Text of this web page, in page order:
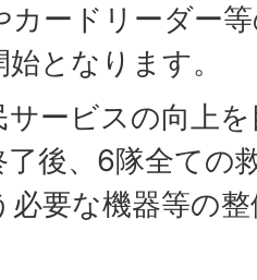
カードリーダー
となります。
サービスの向上
了後、6隊全ての
必要な機器等の